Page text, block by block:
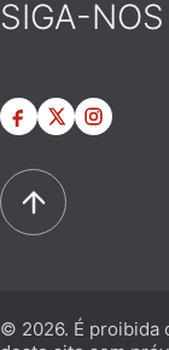
SIGA-NOS
© 2026. É proibida